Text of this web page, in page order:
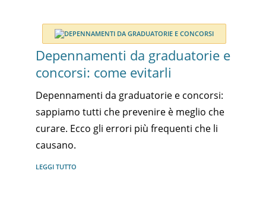
Depennamenti da graduatorie e
concorsi: come evitarli
Depennamenti da graduatorie e concorsi:
sappiamo tutti che prevenire è meglio che
curare. Ecco gli errori più frequenti che li
causano.
LEGGI TUTTO